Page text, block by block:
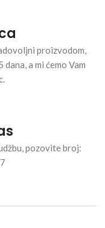
proizvodom,
a mi ćemo Vam
pozovite broj: